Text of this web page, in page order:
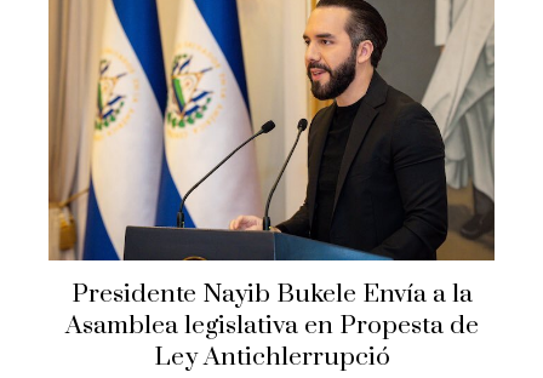
Presidente Nayib Bukele Envía a la
Asamblea legislativa en Propesta de
Ley Antichlerrupció